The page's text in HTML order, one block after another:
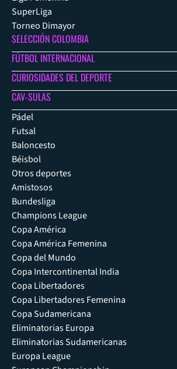
SuperLiga
Torneo Dimayor
SELECCIÓN COLOMBIA
FÚTBOL INTERNACIONAL
CURIOSIDADES DEL DEPORTE
CAV-SULAS
Pádel
Futsal
Baloncesto
Béisbol
Otros deportes
Amistosos
Bundesliga
Champions League
Copa América
Copa América Femenina
Copa del Mundo
Copa Intercontinental India
Copa Libertadores
Copa Libertadores Femenina
Copa Sudamericana
Eliminatorias Europa
Eliminatorias Sudamericanas
Europa League